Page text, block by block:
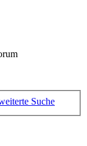
Suche